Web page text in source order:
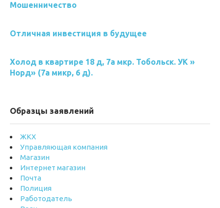
Мошенничество
Отличная инвестиция в будущее
Холод в квартире 18 д, 7а мкр. Тобольск. УК »
Норд» (7а микр, 6 д).
Образцы заявлений
ЖКХ
Управляющая компания
Магазин
Интернет магазин
Почта
Полиция
Работодатель